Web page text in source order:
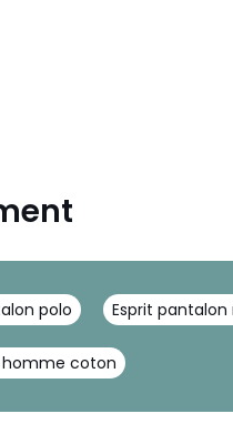
polo Esprit pantalon
homme coton